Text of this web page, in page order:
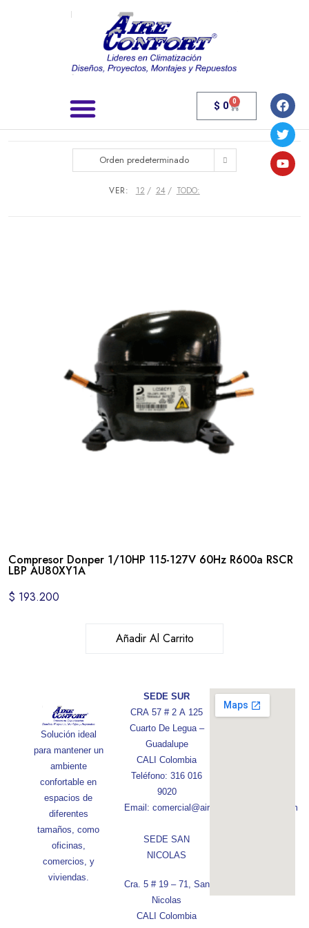
$ 0 0
Orden predeterminado
VER: 12 24 TODO:
Compresor Donper 1/10HP 115-127V 60Hz R600a RSCR
LBP AU80XY1A
$ 193.200
Añadir Al Carrito
Solución ideal
para mantener un
ambiente
confortable en
espacios de
diferentes
tamaños, como
oficinas,
comercios, y
viviendas.
SEDE SUR
CRA 57 # 2 A 125
Cuarto De Legua –
Guadalupe
CALI Colombia
Teléfono: 316 016
9020
Email: comercial@aireconfortcolombia.com
SEDE SAN
NICOLAS
Cra. 5 # 19 – 71, San
Nicolas
CALI Colombia